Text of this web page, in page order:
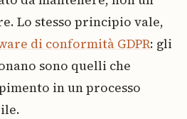
Lo stesso principio vale,
di conformità GDPR: gli
sono quelli che
in un processo